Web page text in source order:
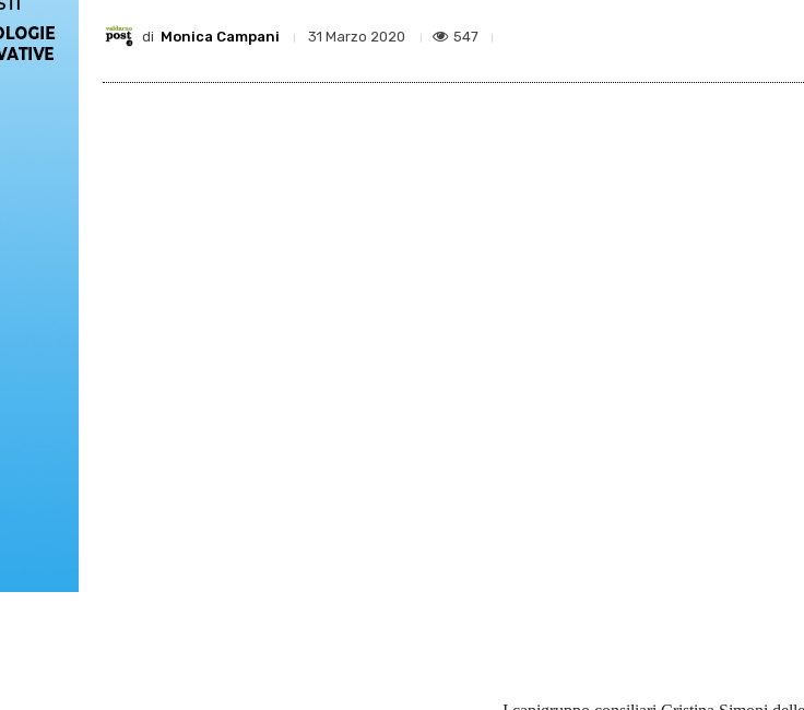
di Monica Campani 31 Marzo 2020 547